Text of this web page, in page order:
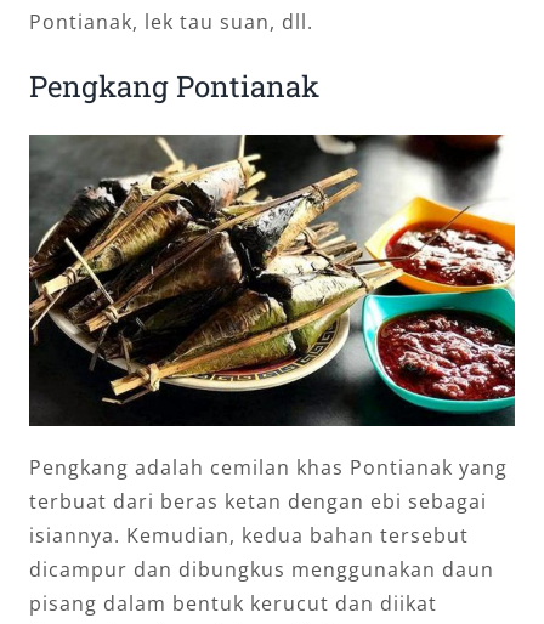
Pontianak, lek tau suan, dll.
Pengkang Pontianak
Pengkang adalah cemilan khas Pontianak yang
terbuat dari beras ketan dengan ebi sebagai
isiannya. Kemudian, kedua bahan tersebut
dicampur dan dibungkus menggunakan daun
pisang dalam bentuk kerucut dan diikat